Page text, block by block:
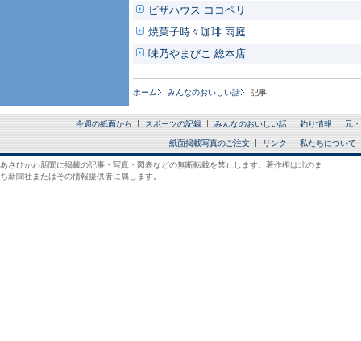
ピザハウス ココペリ
焼菓子時々珈琲 雨庭
味乃やまびこ 総本店
ホーム みんなのおいしい話 記事
今週の紙面から スポーツの記録 みんなのおいしい話 釣り情報 元
紙面掲載写真のご注文 リンク 私たちについて
あさひかわ新聞に掲載の記事・写真・図表などの無断転載を禁止します。著作権は北のま
ち新聞社またはその情報提供者に属します。